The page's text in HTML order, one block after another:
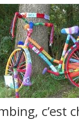
c’est